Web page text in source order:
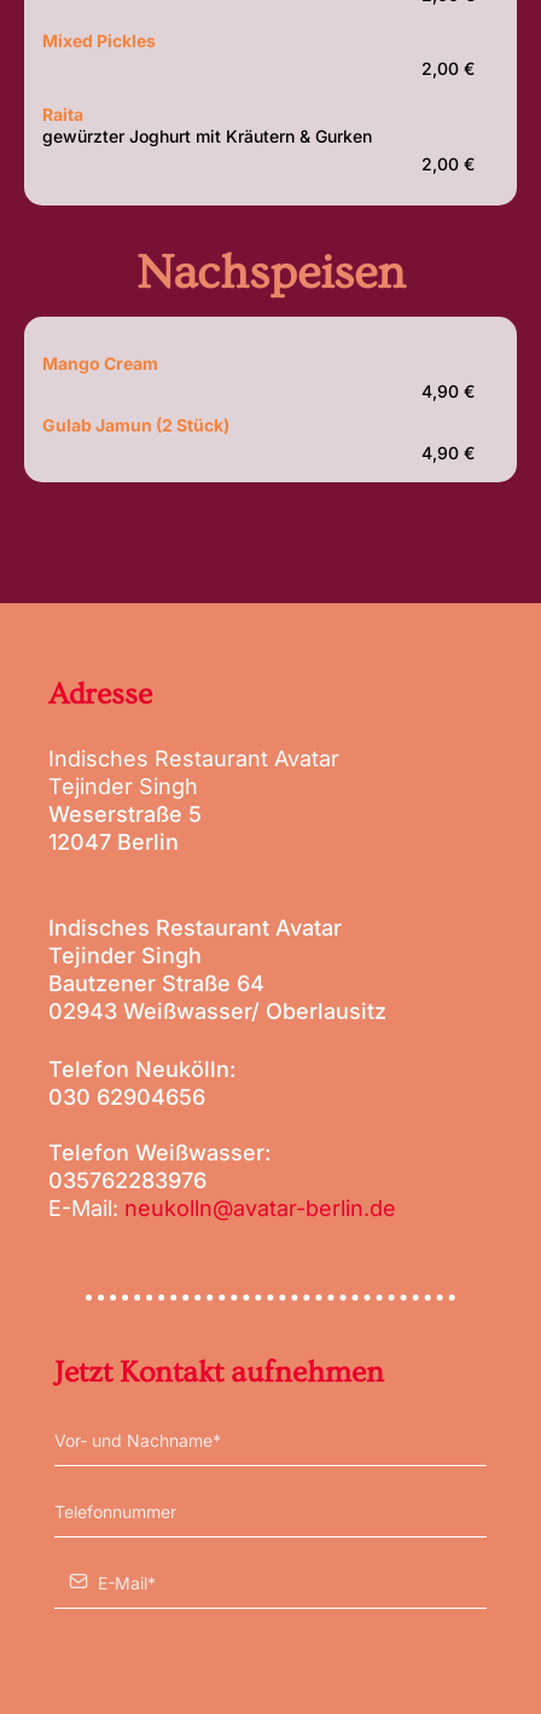
Mixed Pickles
2,00 €
Raita
gewürzter Joghurt mit Kräutern & Gurken
2,00 €
Nachspeisen
Mango Cream
4,90 €
Gulab Jamun (2 Stück)
4,90 €
Adresse
Indisches Restaurant Avatar
Tejinder Singh
Weserstraße 5
12047 Berlin
Indisches Restaurant Avatar
Tejinder Singh
Bautzener Straße 64
02943 Weißwasser/ Oberlausitz
Telefon Neukölln:
030 62904656
Telefon Weißwasser:
035762283976
E-Mail: neukolln@avatar-berlin.de
Jetzt Kontakt aufnehmen